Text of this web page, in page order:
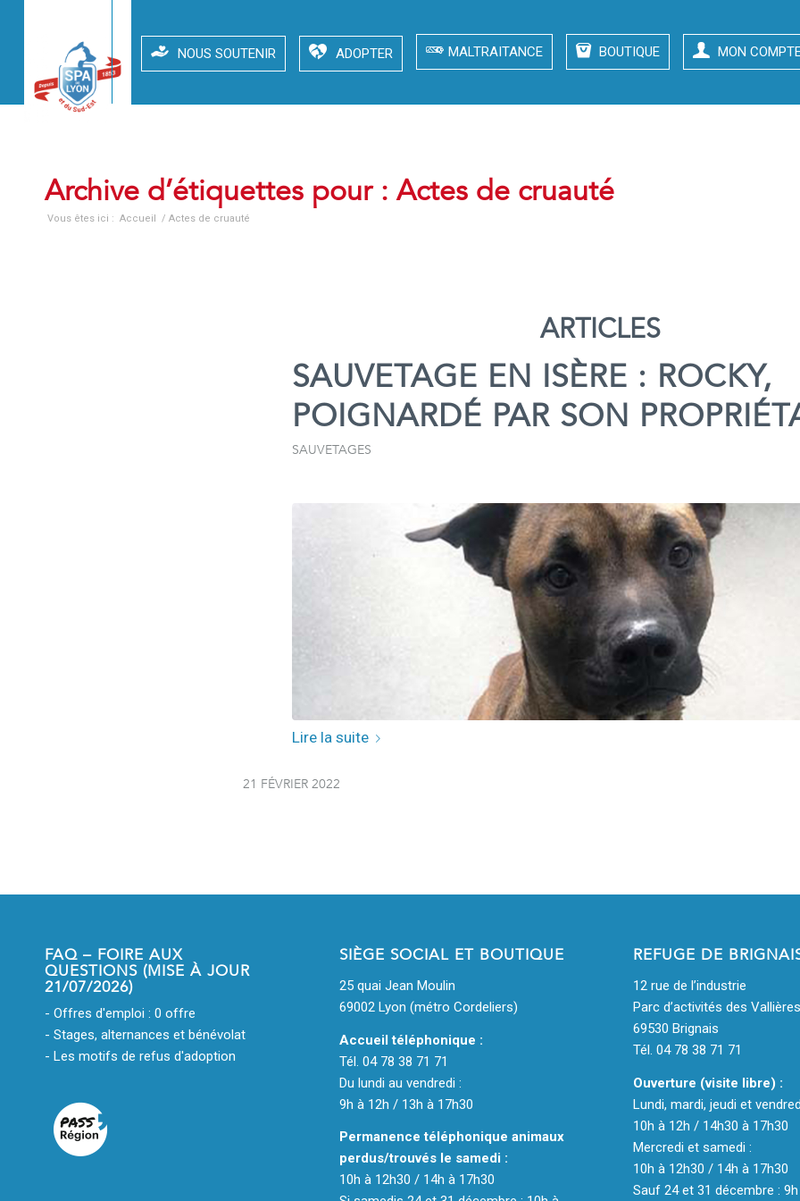
NOUS SOUTENIR ADOPTER MALTRAITANCE BOUTIQUE MON
Archive d’étiquettes pour : Actes de cruauté
Vous êtes ici : Accueil / Actes de cruauté
ARTICLES
SAUVETAGE EN ISÈRE : ROCKY,
POIGNARDÉ PAR SON
SAUVETAGES
Lire la suite
21 FÉVRIER 2022
FAQ – FOIRE AUX
QUESTIONS (MISE À JOUR
21/07/2026)
- Offres d'emploi : 0 offre
- Stages, alternances et bénévolat
- Les motifs de refus d'adoption
SIÈGE SOCIAL ET BOUTIQUE
25 quai Jean Moulin
69002 Lyon (métro Cordeliers)
Accueil téléphonique :
Tél. 04 78 38 71 71
Du lundi au vendredi :
9h à 12h / 13h à 17h30
Permanence téléphonique animaux
perdus/trouvés le samedi :
10h à 12h30 / 14h à 17h30
REFUGE DE
12 rue de l’industrie
Parc d’activités des
69530 Brignais
Tél. 04 78 38 71 71
Ouverture (visite libre) :
Lundi, mardi, jeudi et
10h à 12h / 14h30 à 17h30
Mercredi et samedi :
10h à 12h30 / 14h à 17h30
Sauf 24 et 31 décembre :